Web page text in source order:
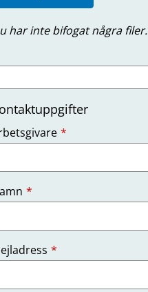
har inte bifogat några filer.